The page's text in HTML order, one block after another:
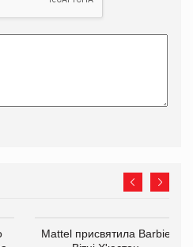
Mattel присвятила Barbie